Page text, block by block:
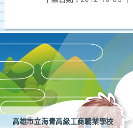
高雄市立海青高級工商職業學校